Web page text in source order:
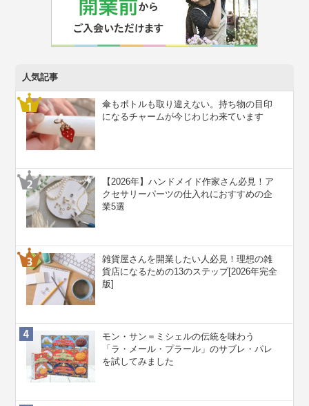
人気記事
傘もボトルも取り違えない。持ち物の目印
になるチャームが今じわじわ来ています
【2026年】ハンドメイド作家さん必見！ア
クセサリーパーツの仕入れにおすすめの企
業5選
雑貨屋さんを開業したい人必見！理想の雑
貨店になるための13のステップ[2026年完全
版]
モン・サン＝ミシェルの伝統を味わう
「ラ・メール・プラール」のサブレ・パレ
を試してみました